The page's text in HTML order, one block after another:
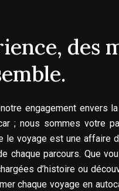
des
engagement envers
; nous sommes votre
le voyage est une affaire
chaque parcours. Que
d’histoire ou
chaque voyage en